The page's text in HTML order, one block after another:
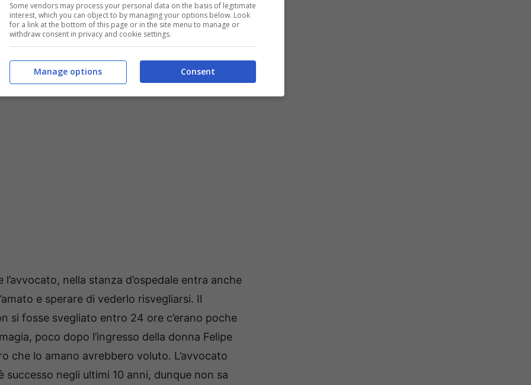
sa che l’unico modo per conquistare
tutte Felipe. Così, quando apprende che
incontra per minacciarla dicendole che se non
le conseguenze sarà
. Terrorizzata,
il piano malvagio ordito da Velasco.
nella stanza d’ospedale entra anche
e sperare di vederlo risvegliarsi. Il
si fosse svegliato entro 24 ore c’erano poche
poco dopo l’ingresso della donna Felipe
che lo amano avrebbero voluto. L’avvocato
successo negli ultimi 10 anni, dunque non sa
Some vendors may process your personal data on the basis of legitimate
interest, which you can object to by managing your options below. Look
for a link at the bottom of this page or in the site menu to manage or
withdraw consent in privacy and cookie settings.
Consent
Manage options